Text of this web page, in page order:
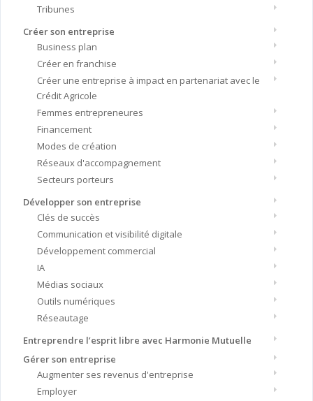
Tribunes
Créer son entreprise
Business plan
Créer en franchise
Créer une entreprise à impact en partenariat avec le
Crédit Agricole
Femmes entrepreneures
Financement
Modes de création
Réseaux d'accompagnement
Secteurs porteurs
Développer son entreprise
Clés de succès
Communication et visibilité digitale
Développement commercial
IA
Médias sociaux
Outils numériques
Réseautage
Entreprendre l’esprit libre avec Harmonie Mutuelle
Gérer son entreprise
Augmenter ses revenus d'entreprise
Employer